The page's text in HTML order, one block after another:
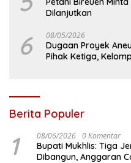
Dilanjutkan
6 08/05/2026
Dugaan Proyek
Pihak Ketiga,
Berita Populer
1 08/06/2026 0 Komentar
Bupati Mukhlis: Tiga
Dibangun, Anggaran